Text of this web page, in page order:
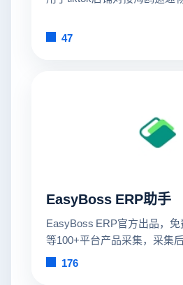
47
EasyBoss ERP助手
EasyBoss ERP官方出品，
等100+平台产品采集，采集
到多平台多店铺。
176